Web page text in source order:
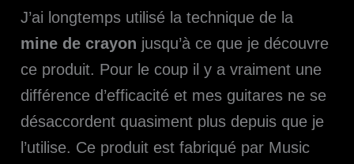
J’ai longtemps utilisé la technique de la
mine de crayon jusqu’à ce que je découvre
ce produit. Pour le coup il y a vraiment une
différence d’efficacité et mes guitares ne se
désaccordent quasiment plus depuis que je
l’utilise. Ce produit est fabriqué par Music